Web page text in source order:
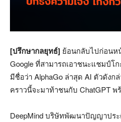
[ปรึกษากลยุทธ์] ย้อนกลับไปก่อนห
Google ที่สามารถเอาชนะแชมป์โ
มีชื่อว่า AlphaGo ล่าสุด AI ตัวดังก
คราวนี้จะมาท้าชนกับ ChatGPT
DeepMind บริษัทพัฒนาปัญญาประ